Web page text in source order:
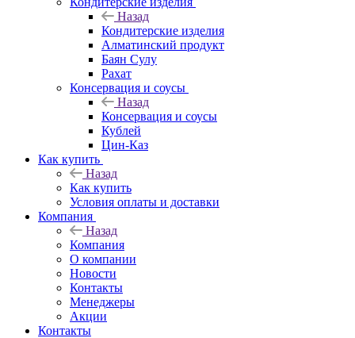
Назад
Кондитерские изделия
Алматинский продукт
Баян Сулу
Рахат
Консервация и соусы
Назад
Консервация и соусы
Кублей
Цин-Каз
Как купить
Назад
Как купить
Условия оплаты и доставки
Компания
Назад
Компания
О компании
Новости
Контакты
Менеджеры
Акции
Контакты